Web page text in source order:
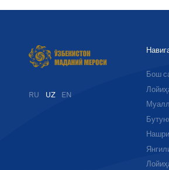
RU UZ EN
Бош